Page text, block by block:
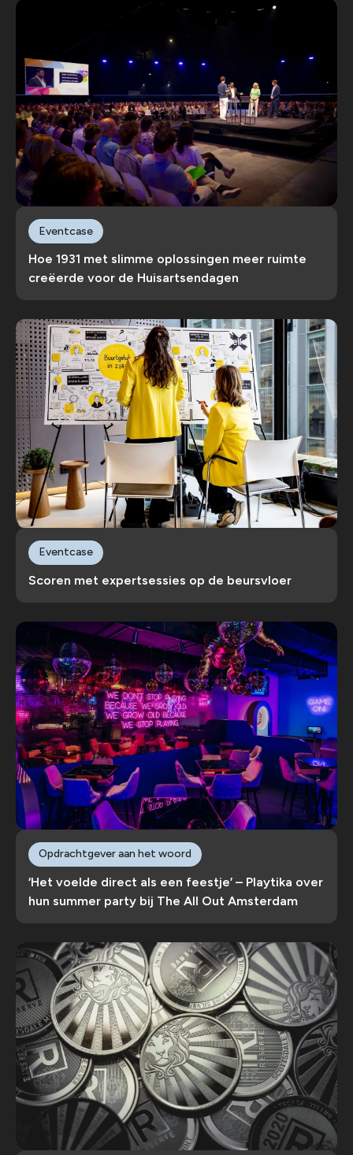
Hoe 1931 met slimme oplossingen meer ruimte
creëerde voor de Huisartsendagen
Eventcase
Scoren met expertsessies op de beursvloer
Eventcase
‘Het voelde direct als een feestje’ – Playtika over
hun summer party bij The All Out Amsterdam
Opdrachtgever aan het woord